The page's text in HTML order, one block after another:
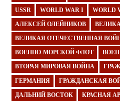
USSR WORLD WAR I WORLD
АЛЕКСЕЙ ОЛЕЙНИКОВ
ВЕЛИКАЯ ОТЕЧЕСТВЕННАЯ
ВОЕННО-МОРСКОЙ ФЛОТ
ВТОРАЯ МИРОВАЯ ВОЙНА
ГЕРМАНИЯ ГРАЖДАНСКАЯ
ДАЛЬНИЙ ВОСТОК КРАСНАЯ